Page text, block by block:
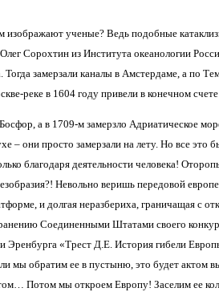
изображают ученые? Ведь подобные
Сорохтин из Института океанологии
замерзали каналы в Амстердаме, а по
реке в 1604 году привели в конечном
а в 1709-м замерзло Адриатическое
– они просто замерзали на лету. Но все
благодаря деятельности человека!
Невольно веришь передовой
и долгая неразбериха, граничащая с
Соединенными Штатами своего
Эренбурга «Трест Д.Е. История гибели
мы обратим ее в пустыню, это будет актом
Потом мы откроем Европу! Заселим ее